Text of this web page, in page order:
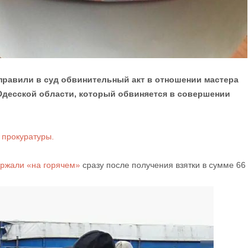
в суд обвинительный акт в отношении мастера
области, который обвиняется в совершении
«на горячем» сразу после получения взятки в сумме 66